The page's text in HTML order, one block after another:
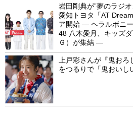
岩田剛典が”夢のラジ
愛知トヨタ「AT
ア開始 ― ヘラルボニ
48 八木愛月、キッズ
Ｇ）が集結 ―
上戸彩さんが『鬼おろ
をつるりで「鬼おいし